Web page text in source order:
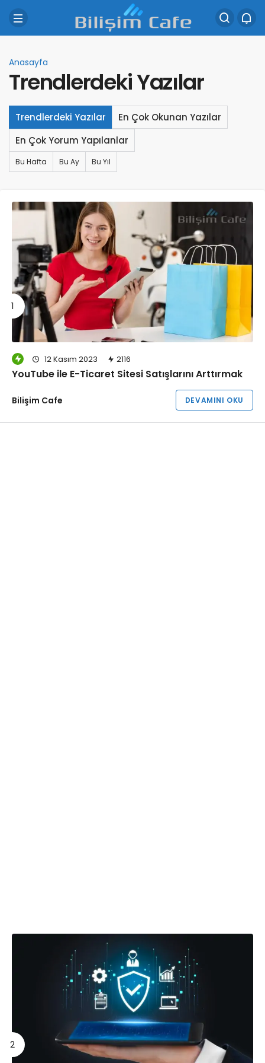
Anasayfa
Trendlerdeki Yazılar
Trendlerdeki Yazılar
En Çok Okunan Yazılar
En Çok Yorum Yapılanlar
Bu Hafta Bu Ay Bu Yıl
12 Kasım 2023 2116
YouTube ile E-Ticaret Sitesi Satışlarını Arttırmak
Bilişim Cafe DEVAMINI OKU